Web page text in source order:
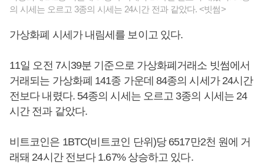
의 시세는 오르고 3종의 시세는 24시간 전과 같았다. <빗썸>
가상화폐 시세가 내림세를 보이고 있다.
11일 오전 7시39분 기준으로 가상화폐거래소 빗썸에서
거래되는 가상화폐 141종 가운데 84종의 시세가 24시간
전보다 내렸다. 54종의 시세는 오르고 3종의 시세는 24
시간 전과 같았다.
비트코인은 1BTC(비트코인 단위)당 6517만2천 원에 거
래돼 24시간 전보다 1.67% 상승하고 있다.